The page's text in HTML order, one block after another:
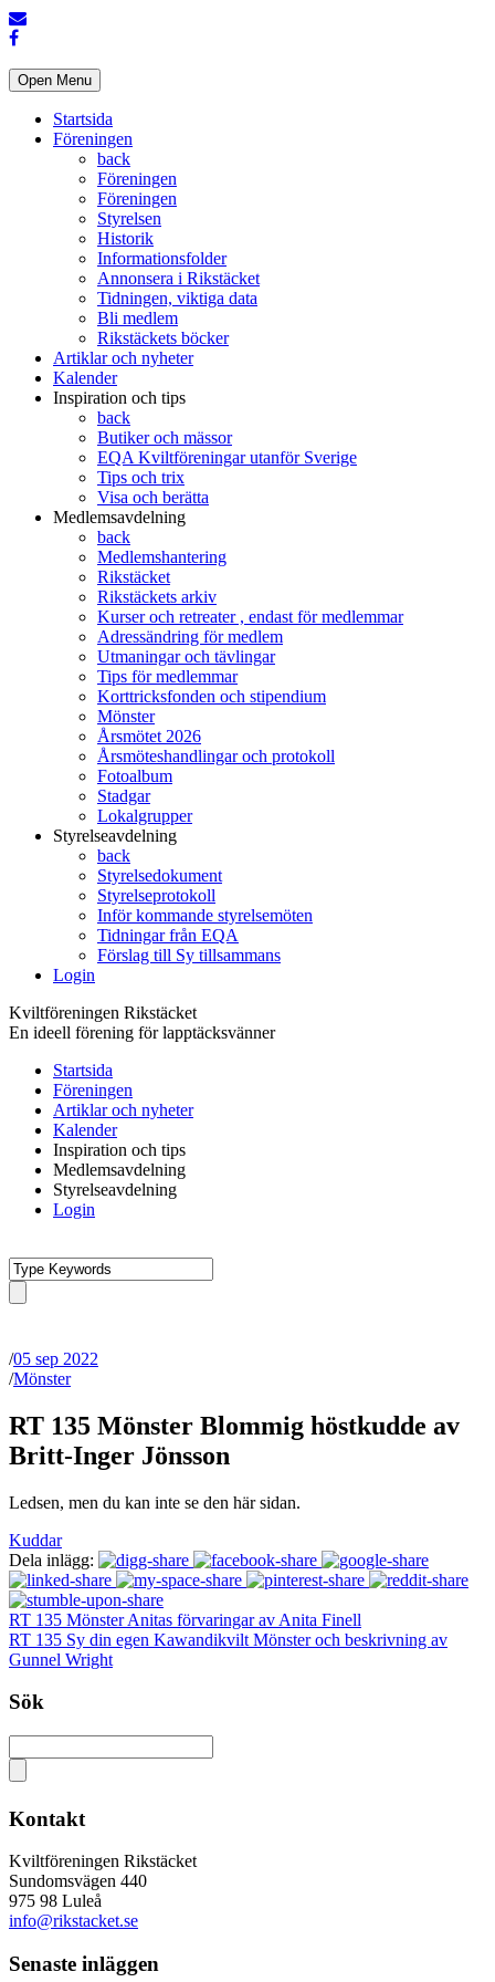
Open Menu
Startsida
Föreningen
back
Föreningen
Föreningen
Styrelsen
Historik
Informationsfolder
Annonsera i Rikstäcket
Tidningen, viktiga data
Bli medlem
Rikstäckets böcker
Artiklar och nyheter
Kalender
Inspiration och tips
back
Butiker och mässor
EQA Kviltföreningar utanför Sverige
Tips och trix
Visa och berätta
Medlemsavdelning
back
Medlemshantering
Rikstäcket
Rikstäckets arkiv
Kurser och retreater , endast för medlemmar
Adressändring för medlem
Utmaningar och tävlingar
Tips för medlemmar
Korttricksfonden och stipendium
Mönster
Årsmötet 2026
Årsmöteshandlingar och protokoll
Fotoalbum
Stadgar
Lokalgrupper
Styrelseavdelning
back
Styrelsedokument
Styrelseprotokoll
Inför kommande styrelsemöten
Tidningar från EQA
Förslag till Sy tillsammans
Login
Kviltföreningen Rikstäcket
En ideell förening för lapptäcksvänner
Startsida
Föreningen
Artiklar och nyheter
Kalender
Inspiration och tips
Medlemsavdelning
Styrelseavdelning
Login
/05 sep 2022
/Mönster
RT 135 Mönster Blommig höstkudde av
Britt-Inger Jönsson
Ledsen, men du kan inte se den här sidan.
Kuddar
Dela inlägg:
RT 135 Mönster Anitas förvaringar av Anita Finell
RT 135 Sy din egen Kawandikvilt Mönster och beskrivning av
Gunnel Wright
Sök
Kontakt
Kviltföreningen Rikstäcket
Sundomsvägen 440
975 98 Luleå
info@rikstacket.se
Senaste inläggen